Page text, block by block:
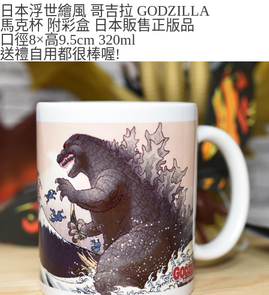
付款後全家取貨
每筆NT$65，滿NT$999(含以上)免運費
7-11取貨付款
每筆NT$65，滿NT$999(含以上)免運費
付款後7-11取貨
每筆NT$65，滿NT$999(含以上)免運費
宅配
每筆NT$100，滿NT$999(含以上)免運費
日本浮世繪風 哥吉拉 GODZILLA
馬克杯 附彩盒 日本販售正版品
口徑8×高9.5cm 320ml
送禮自用都很棒喔!